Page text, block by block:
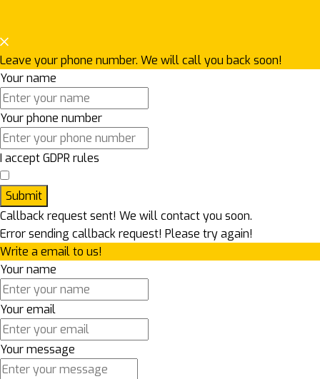
Leave your phone number. We will call you back soon!
Your name
Your phone number
I accept GDPR rules
Submit
Callback request sent! We will contact you soon.
Error sending callback request! Please try again!
Write a email to us!
Your name
Your email
Your message